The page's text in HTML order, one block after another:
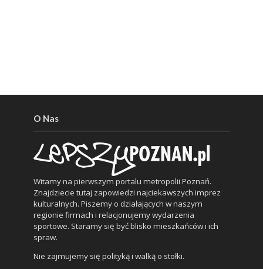
O Nas
Witamy na pierwszym portalu metropolii Poznań.
Znajdziecie tutaj zapowiedzi najciekawszych imprez
kulturalnych. Piszemy o działających w naszym
regionie firmach i relacjonujemy wydarzenia
sportowe. Staramy się być blisko mieszkańców i ich
spraw.
Nie zajmujemy się polityką i walką o stołki.